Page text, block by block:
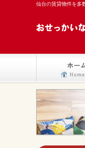
仙台の賃貸物件を多